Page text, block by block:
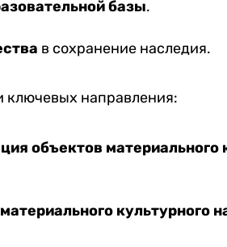
базы.
в сохранение наследия.
ключевых направления:
объектов материального
культурного